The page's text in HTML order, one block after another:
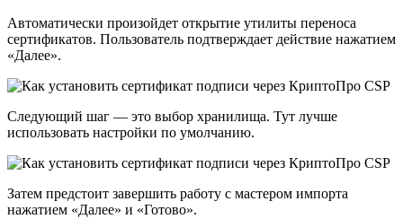
Автоматически произойдет открытие утилиты переноса
сертификатов. Пользователь подтверждает действие нажатием
«‎Далее».
Следующий шаг — это выбор хранилища. Тут лучше
использовать настройки по умолчанию.
Затем предстоит завершить работу с мастером импорта
нажатием «‎Далее» и «‎Готово».